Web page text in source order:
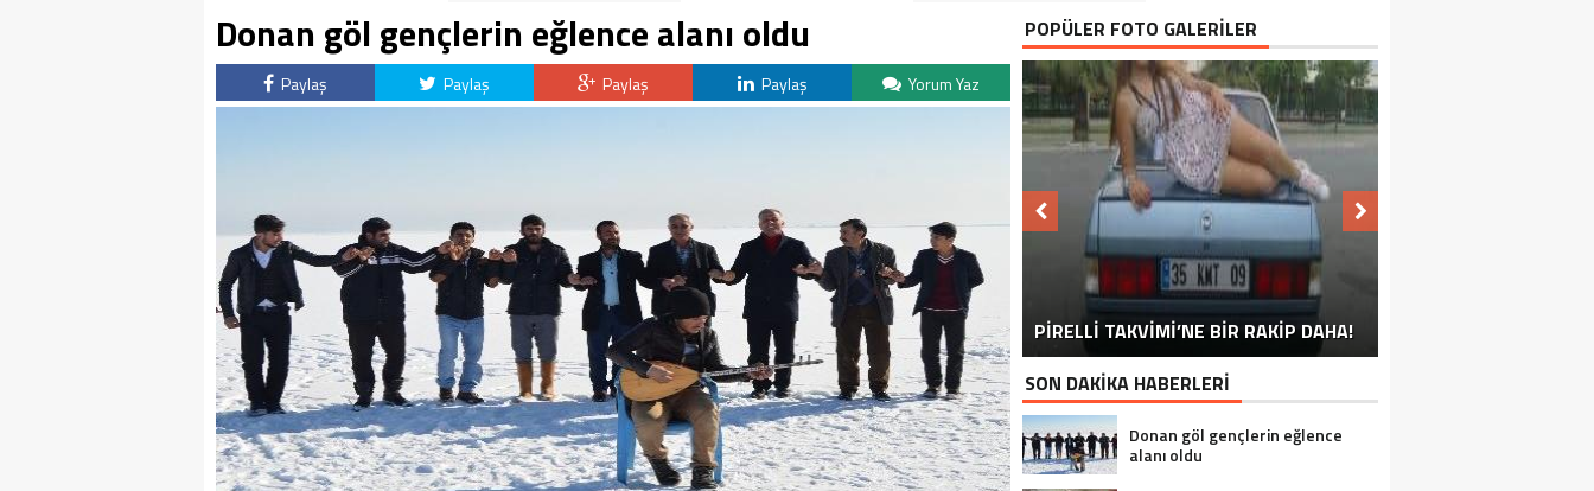
Donan göl gençlerin eğlence alanı oldu
Paylaş Paylaş Paylaş Paylaş Yorum Yaz
POPÜLER FOTO GALERİLER
PİRELLİ TAKVİMİ’NE BİR RAKİP DAHA!
EN İYİ ‘KURBAN BAYRAMI’ CAPSLERİ!
BUNU SÖYLEMEYEN ESNAF GÖRDÜNÜZ
MÜ?
FOTOĞRAFLARLA HIZAN
FOTOĞRAFLARLA BITLIS
FOTOĞRAFLARLA TATVAN
FOTOĞRAFLARLA GÜROYMAK
FOTOĞRAFLARLA AHLAT
FOTOĞRAFLARLA ADILCEVAZ
FOTOĞRAFLARLA MUTKI
SON DAKİKA HABERLERİ
Donan göl gençlerin eğlence
alanı oldu